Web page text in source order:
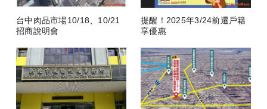
台中肉品市場10/18、10/21
招商說明會
提醒！2025年3/24前遷戶籍
享優惠